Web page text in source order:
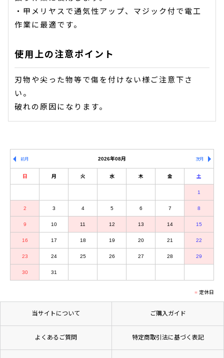
・甲メリヤスで通気性アップ、マジック付で電工
作業に最適です。
使用上の注意ポイント
刃物や尖った物等で傷を付けない様ご注意下さ
い。
破れの原因になります。
2026年08月
前月 次月
日 月 火 水 木 金 土
1
2 3 4 5 6 7 8
9 10 11 12 13 14 15
16 17 18 19 20 21 22
23 24 25 26 27 28 29
30 31
定休日
当サイトについて ご購入ガイド
よくあるご質問 特定商取引法に基づく表記